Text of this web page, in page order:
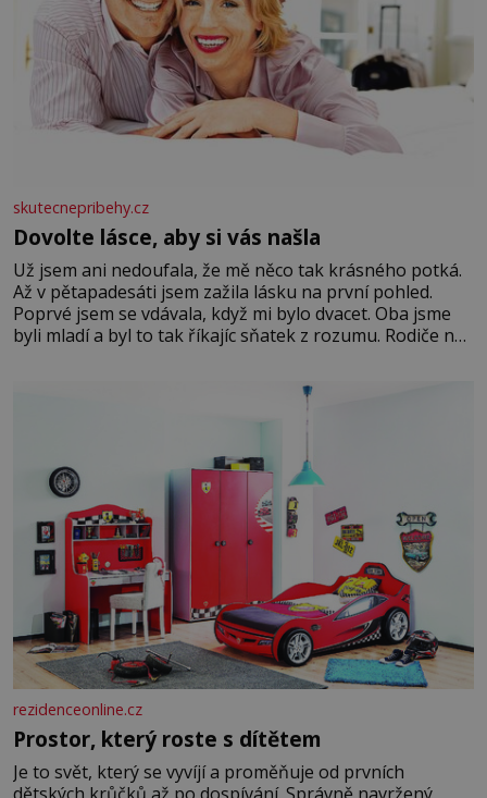
skutecnepribehy.cz
Dovolte lásce, aby si vás našla
Už jsem ani nedoufala, že mě něco tak krásného potká.
Až v pětapadesáti jsem zažila lásku na první pohled.
Poprvé jsem se vdávala, když mi bylo dvacet. Oba jsme
byli mladí a byl to tak říkajíc sňatek z rozumu. Rodiče nás
rezidenceonline.cz
Prostor, který roste s dítětem
Je to svět, který se vyvíjí a proměňuje od prvních